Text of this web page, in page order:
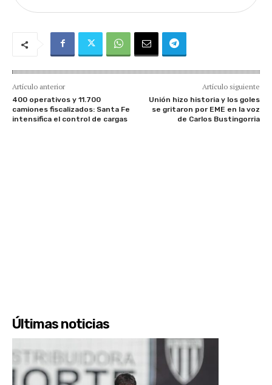
Artículo anterior
400 operativos y 11.700
camiones fiscalizados: Santa Fe
intensifica el control de cargas
Artículo siguiente
Unión hizo historia y los goles
se gritaron por EME en la voz
de Carlos Bustingorria
Últimas noticias